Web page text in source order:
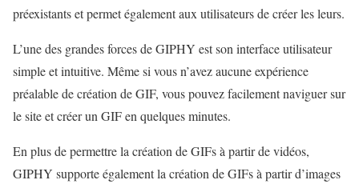
préexistants et permet également aux utilisateurs de créer les leurs.
L’une des grandes forces de GIPHY est son interface utilisateur
simple et intuitive. Même si vous n’avez aucune expérience
préalable de création de GIF, vous pouvez facilement naviguer sur
le site et créer un GIF en quelques minutes.
En plus de permettre la création de GIFs à partir de vidéos,
GIPHY supporte également la création de GIFs à partir d’images